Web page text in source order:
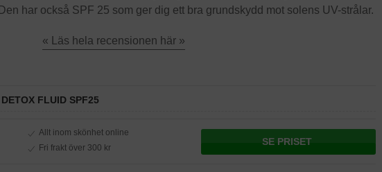
har också SPF 25 som ger dig ett bra grundskydd mot solens UV-strålar.
« Läs hela recensionen här »
FLUID SPF25
Allt inom skönhet online
Fri frakt över 300 kr
SE PRISET